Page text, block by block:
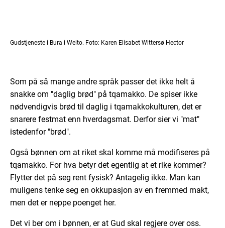
Gudstjeneste i Bura i Weito. Foto: Karen Elisabet Wittersø Hector
Som på så mange andre språk passer det ikke helt å
snakke om "daglig brød" på tqamakko. De spiser ikke
nødvendigvis brød til daglig i tqamakkokulturen, det er
snarere festmat enn hverdagsmat. Derfor sier vi "mat"
istedenfor "brød".
Også bønnen om at riket skal komme må modifiseres på
tqamakko. For hva betyr det egentlig at et rike kommer?
Flytter det på seg rent fysisk? Antagelig ikke. Man kan
muligens tenke seg en okkupasjon av en fremmed makt,
men det er neppe poenget her.
Det vi ber om i bønnen, er at Gud skal regjere over oss.